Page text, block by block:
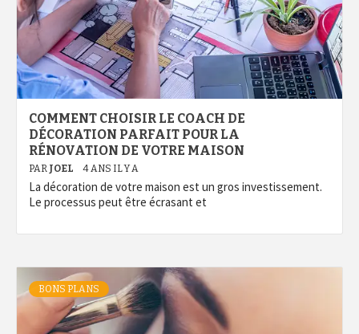
COMMENT CHOISIR LE COACH DE
DÉCORATION PARFAIT POUR LA
RÉNOVATION DE VOTRE MAISON
PAR JOEL 4 ANS IL Y A
La décoration de votre maison est un gros investissement.
Le processus peut être écrasant et
BONS PLANS